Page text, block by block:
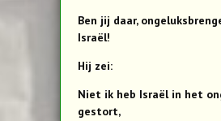
Ben jij daar,
Israël!
Hij zei:
Niet ik heb Israël in het
gestort,